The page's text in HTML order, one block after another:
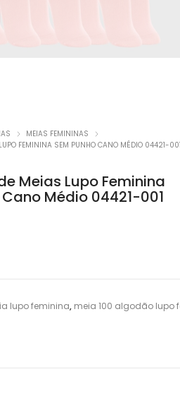
MEIAS FEMININAS
FEMININA SEM PUNHO CANO MÉDIO 04421-001
Meias Lupo Feminina
Médio 04421-001
lupo feminina, meia 100 algodão lupo